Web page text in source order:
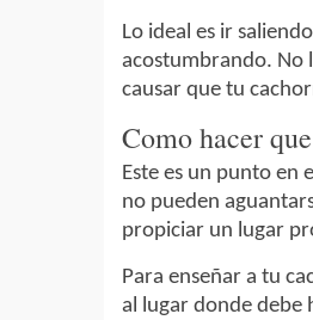
Lo ideal es ir
acostumbrando. No
causar que tu
Como hacer
Este es un punto en
no pueden
propiciar un lugar
Para enseñar a tu
al lugar donde debe